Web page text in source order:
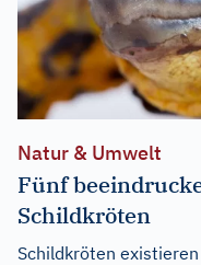
Natur & Umwelt
Fünf
Schildkröten
Schildkröten